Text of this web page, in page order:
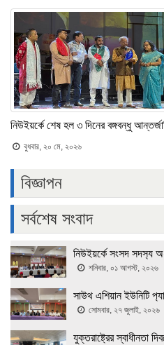
নিউইয়র্কে শেষ হল ৩ দিনের বঙ্গবন্ধু
বুধবার, ২০ মে, ২০২৬
বিজ্ঞাপন
সর্বশেষ সংবাদ
নিউইয়র্কে সংসদ সদস‍্য
শনিবার, ০১ আগস্ট, ২০২৬
সাউথ এশিয়ান ইউনিটি
সোমবার, ২৭ জুলাই, ২০২৬
যুক্তরাষ্ট্রের স্বাধীনতা